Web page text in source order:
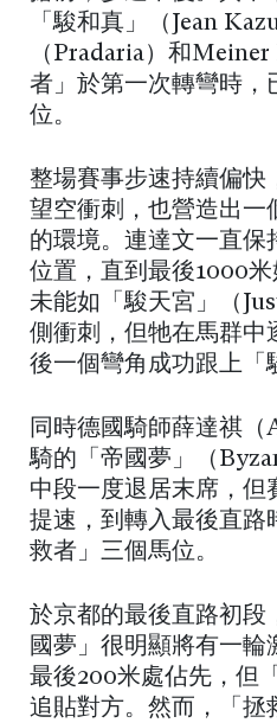
「駿和真」（Jean
（Pradaria）和
者」於第一次轉彎時，
位。
整場賽事步速持續偏快
望空衝刺，也營造出一
的環境。連達文一直保
位置，直到最後1000
未能如「駿天宮」（
側衝刺，但牠在馬群中
後一個彎角成功跟上「
同時德國騎師薛達祺
騎的「帝國夢」（
中段一度退居末席，但
提速，到轉入最後直路
救者」三個馬位。
於京都的最後直路初段
國夢」很明顯將有一輪
最後200米處佔先，但
追貼對方。然而，「拯